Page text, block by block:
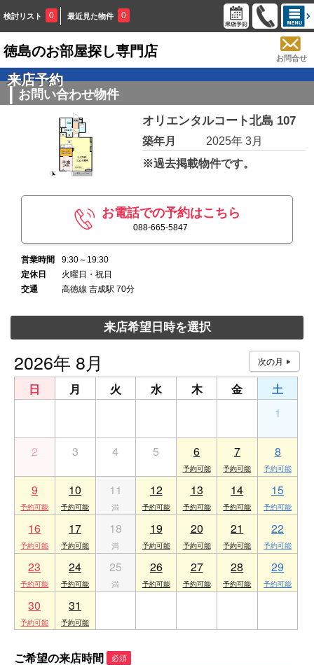
検討リスト 0 最近見た物件 0
徳島のお部屋探し専門店 お問合せ
来店予約
お問い合わせ物件
オリエンタルコート北島 107
築年月
2025年 3月
※過去掲載物件です。
お電話での予約はこちら
088-665-5847
営業時間
9:30～19:30
定休日
火曜日・祝日
交通
高徳線 吉成駅 70分
来店希望日時を選択
2026年 8月
日 月 火 水 木 金
土
1
2 3 4 5 6 7 8
9 10 11 12 13 14 15
16 17 18 19 20 21 22
23 24 25 26 27 28 29
30 31
ご希望の来店時間 必須